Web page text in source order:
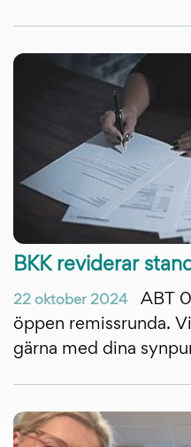
BKK reviderar
22 oktober 2024
ABT
öppen remissrunda.
gärna med dina